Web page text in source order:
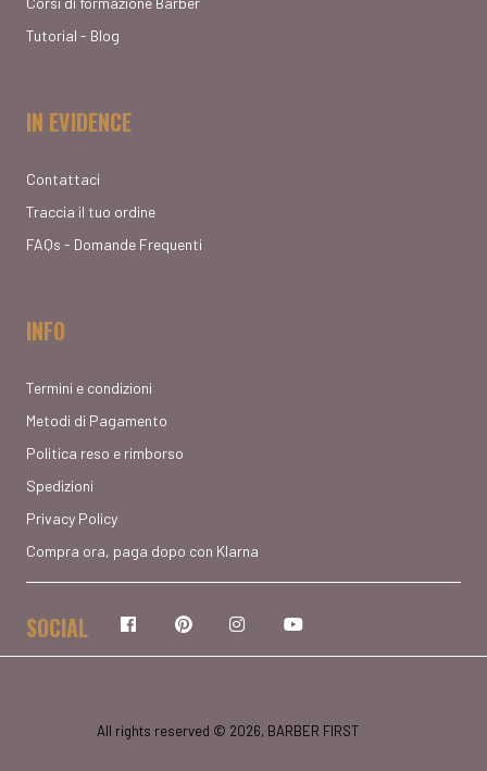
Tutorial - Blog
IN EVIDENCE
Contattaci
Traccia il tuo ordine
FAQs - Domande Frequenti
INFO
Termini e condizioni
Metodi di Pagamento
Politica reso e rimborso
Spedizioni
Privacy Policy
Compra ora, paga dopo con Klarna
SOCIAL FacebookPinterestInstagram
All rights reserved © 2026, BARBER FIRST